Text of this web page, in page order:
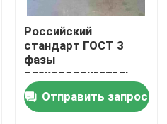
низшего напряжения
напряжения тока
Российский
стандарт ГОСТ 3
фазы
электродвигатель
переменной
скорости для
станков
Отправить запрос